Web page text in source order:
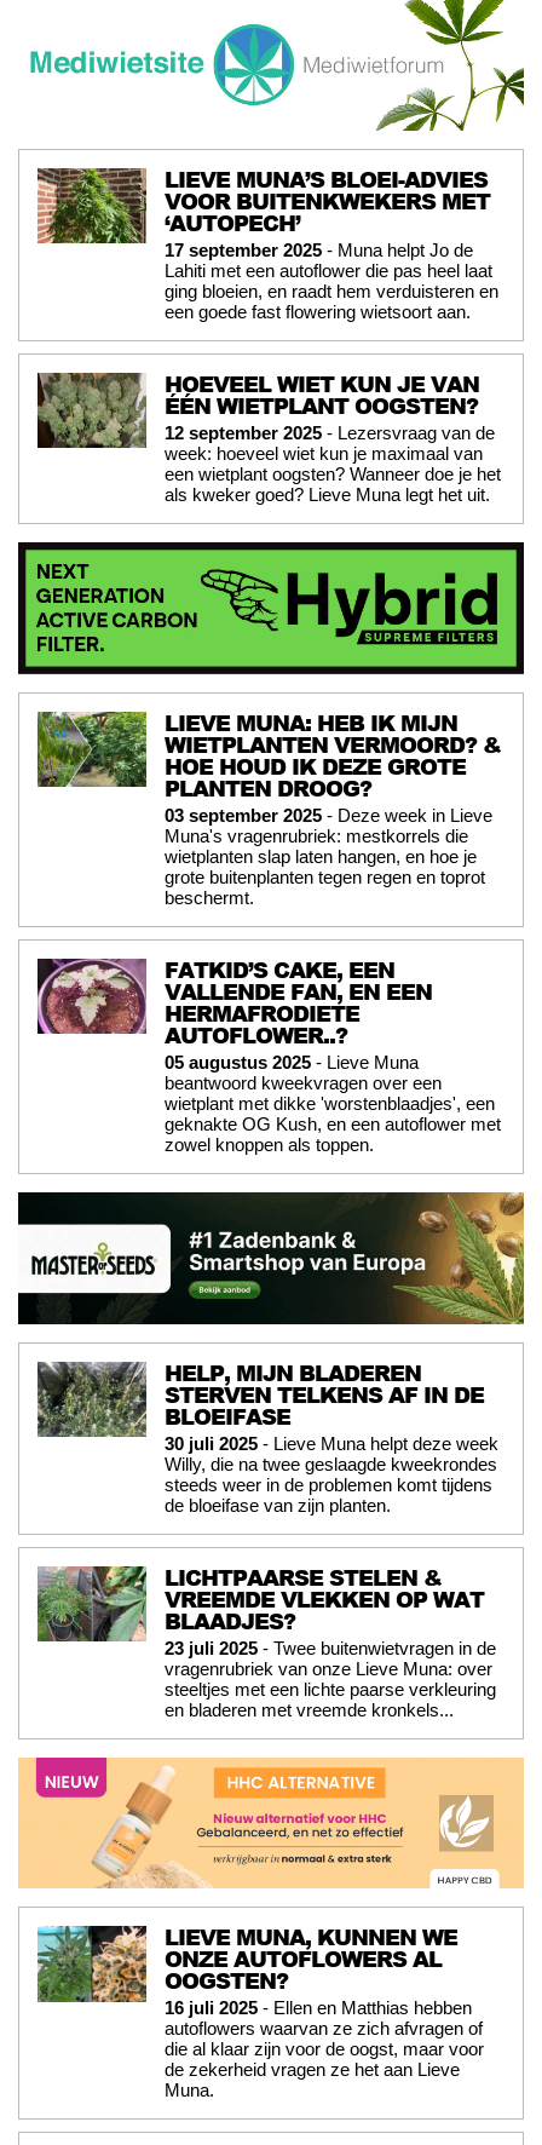
LIEVE MUNA’S BLOEI-ADVIES
VOOR BUITENKWEKERS MET
‘AUTOPECH’
17 september 2025 - Muna helpt Jo de
Lahiti met een autoflower die pas heel laat
ging bloeien, en raadt hem verduisteren en
een goede fast flowering wietsoort aan.
HOEVEEL WIET KUN JE VAN
ÉÉN WIETPLANT OOGSTEN?
12 september 2025 - Lezersvraag van de
week: hoeveel wiet kun je maximaal van
een wietplant oogsten? Wanneer doe je het
als kweker goed? Lieve Muna legt het uit.
LIEVE MUNA: HEB IK MIJN
WIETPLANTEN VERMOORD? &
HOE HOUD IK DEZE GROTE
PLANTEN DROOG?
03 september 2025 - Deze week in Lieve
Muna's vragenrubriek: mestkorrels die
wietplanten slap laten hangen, en hoe je
grote buitenplanten tegen regen en toprot
beschermt.
FATKID’S CAKE, EEN
VALLENDE FAN, EN EEN
HERMAFRODIETE
AUTOFLOWER..?
05 augustus 2025 - Lieve Muna
beantwoord kweekvragen over een
wietplant met dikke 'worstenblaadjes', een
geknakte OG Kush, en een autoflower met
zowel knoppen als toppen.
HELP, MIJN BLADEREN
STERVEN TELKENS AF IN DE
BLOEIFASE
30 juli 2025 - Lieve Muna helpt deze week
Willy, die na twee geslaagde kweekrondes
steeds weer in de problemen komt tijdens
de bloeifase van zijn planten.
LICHTPAARSE STELEN &
VREEMDE VLEKKEN OP WAT
BLAADJES?
23 juli 2025 - Twee buitenwietvragen in de
vragenrubriek van onze Lieve Muna: over
steeltjes met een lichte paarse verkleuring
en bladeren met vreemde kronkels...
LIEVE MUNA, KUNNEN WE
ONZE AUTOFLOWERS AL
OOGSTEN?
16 juli 2025 - Ellen en Matthias hebben
autoflowers waarvan ze zich afvragen of
die al klaar zijn voor de oogst, maar voor
de zekerheid vragen ze het aan Lieve
Muna.